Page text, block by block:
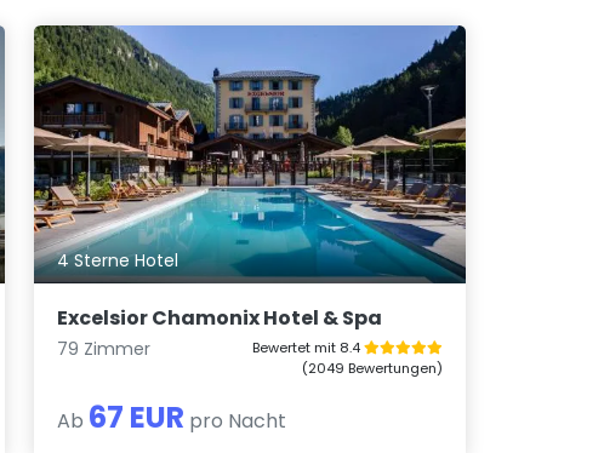
4 Sterne Hotel
Excelsior Chamonix Hotel & Spa
79 Zimmer
Bewertet mit 8.4
(2049 Bewertungen)
Ab 67 EUR pro Nacht